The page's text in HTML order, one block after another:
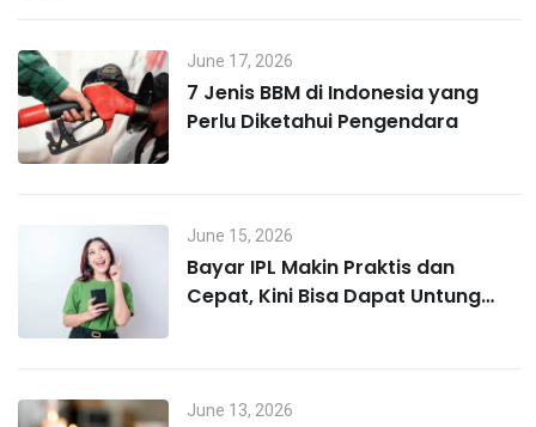
June 17, 2026
7 Jenis BBM di Indonesia yang
Perlu Diketahui Pengendara
June 15, 2026
Bayar IPL Makin Praktis dan
Cepat, Kini Bisa Dapat Untung
June 13, 2026